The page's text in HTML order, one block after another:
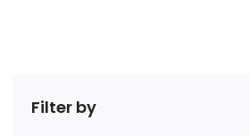
Filter by